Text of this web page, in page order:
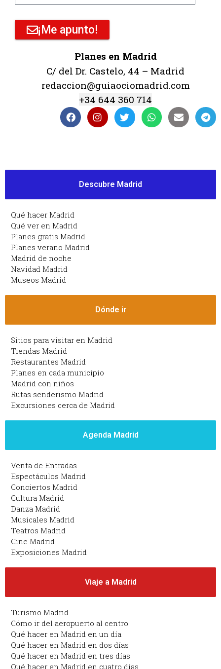
¡Me apunto!
Planes en Madrid
C/ del Dr. Castelo, 44 – Madrid
redaccion@guiaociomadrid.com
+34 644 360 714
Descubre Madrid
Qué hacer Madrid
Qué ver en Madrid
Planes gratis Madrid
Planes verano Madrid
Madrid de noche
Navidad Madrid
Museos Madrid
Dónde ir
Sitios para visitar en Madrid
Tiendas Madrid
Restaurantes Madrid
Planes en cada municipio
Madrid con niños
Rutas senderismo Madrid
Excursiones cerca de Madrid
Agenda Madrid
Venta de Entradas
Espectáculos Madrid
Conciertos Madrid
Cultura Madrid
Danza Madrid
Musicales Madrid
Teatros Madrid
Cine Madrid
Exposiciones Madrid
Viaje a Madrid
Turismo Madrid
Cómo ir del aeropuerto al centro
Qué hacer en Madrid en un día
Qué hacer en Madrid en dos días
Qué hacer en Madrid en tres días
Qué hacer en Madrid en cuatro días